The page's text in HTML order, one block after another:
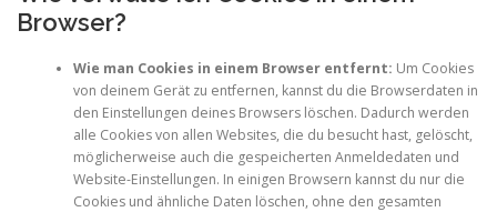
Browser?
Wie man Cookies in einem Browser entfernt: Um Cookies
von deinem Gerät zu entfernen, kannst du die Browserdaten in
den Einstellungen deines Browsers löschen. Dadurch werden
alle Cookies von allen Websites, die du besucht hast, gelöscht,
möglicherweise auch die gespeicherten Anmeldedaten und
Website-Einstellungen. In einigen Browsern kannst du nur die
Cookies und ähnliche Daten löschen, ohne den gesamten